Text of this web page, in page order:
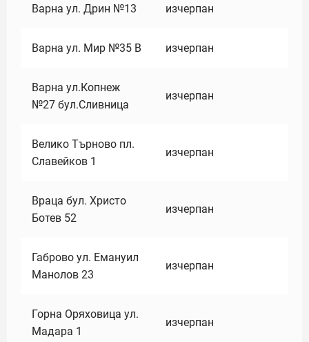
Варна ул. Дрин №13 изчерпан
Варна ул. Мир №35 В изчерпан
Варна ул.Копнеж
№27 бул.Сливница
изчерпан
Велико Търново пл.
Славейков 1
изчерпан
Враца бул. Христо
Ботев 52
изчерпан
Габрово ул. Емануил
Манолов 23
изчерпан
Горна Оряховица ул.
Мадара 1
изчерпан